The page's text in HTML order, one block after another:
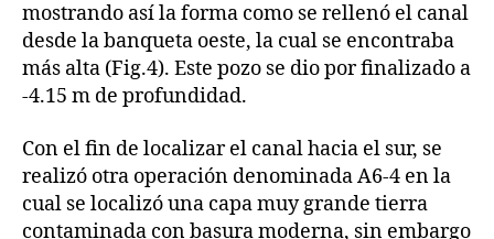
mostrando así la forma como se rellenó el canal
desde la banqueta oeste, la cual se encontraba
más alta (Fig.4). Este pozo se dio por finalizado a
-4.15 m de profundidad.
Con el fin de localizar el canal hacia el sur, se
realizó otra operación denominada A6-4 en la
cual se localizó una capa muy grande tierra
contaminada con basura moderna, sin embargo